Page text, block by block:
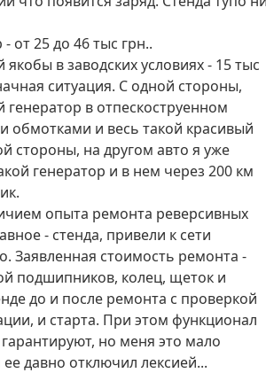
от 25 до 46 тыс грн..
в заводских условиях - 15 тыс
ситуация. С одной стороны,
в отпескоструенном
обмотками и весь такой красивый
стороны, на другом авто я уже
генератор и в нем через 200 км
опыта ремонта реверсивных
- стенда, привели к сети
Заявленная стоимость ремонта -
подшипников, колец, щеток и
до и после ремонта с проверкой
и старта. При этом функционал
но меня это мало
ее давно отключил лексией...